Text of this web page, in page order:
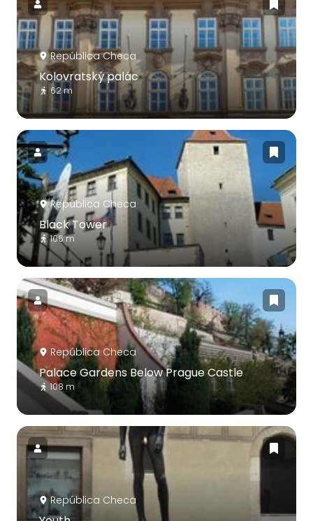
República Checa
Kolovratský palác
62 m
República Checa
Black Tower
106 m
República Checa
Palace Gardens Below Prague Castle
108 m
República Checa